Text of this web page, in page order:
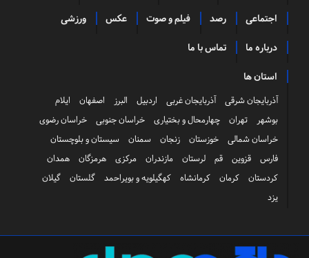
اجتماعی رصد فیلم و صوت عکس ورزشی
درباره ما تماس با ما
استان ها
آذربایجان شرقی آذربایجان غربی اردبیل البرز اصفهان
ایلام
بوشهر
تهران چهارمحال و بختیاری خراسان جنوبی
خراسان رضوی
خراسان شمالی
خوزستان زنجان سمنان
سیستان و بلوچستان
فارس
قزوین قم لرستان مازندران مرکزی هرمزگان
همدان
کردستان
کرمان کرمانشاه کهگیلویه و بویراحمد گلستان
گیلان
یزد